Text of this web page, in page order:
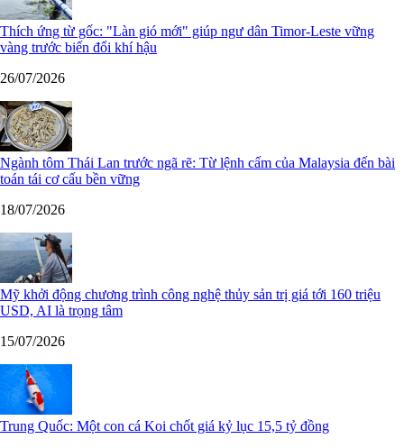
Thích ứng từ gốc: "Làn gió mới" giúp ngư dân Timor-Leste vững
vàng trước biến đổi khí hậu
26/07/2026
Ngành tôm Thái Lan trước ngã rẽ: Từ lệnh cấm của Malaysia đến bài
toán tái cơ cấu bền vững
18/07/2026
Mỹ khởi động chương trình công nghệ thủy sản trị giá tới 160 triệu
USD, AI là trọng tâm
15/07/2026
Trung Quốc: Một con cá Koi chốt giá kỷ lục 15,5 tỷ đồng